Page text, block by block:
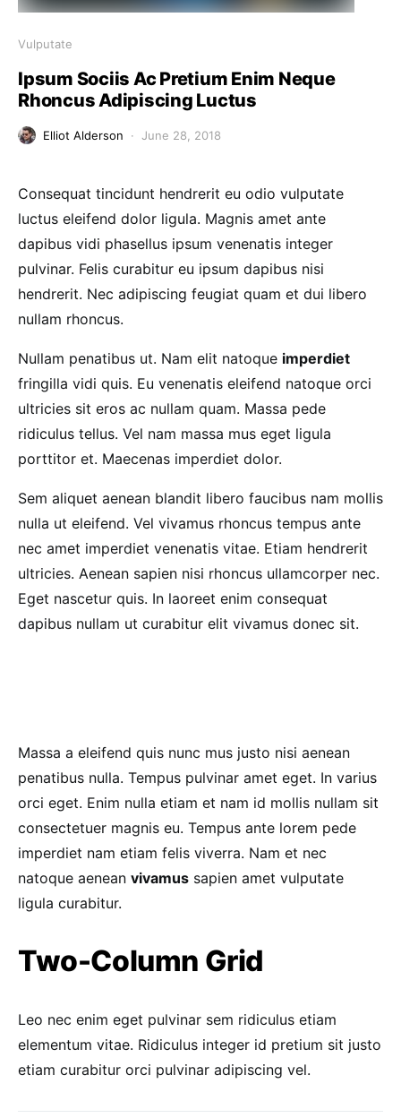
Vulputate
Ipsum Sociis Ac Pretium Enim Neque
Rhoncus Adipiscing Luctus
Elliot Alderson June 28, 2018
Consequat tincidunt hendrerit eu odio vulputate
luctus eleifend dolor ligula. Magnis amet ante
dapibus vidi phasellus ipsum venenatis integer
pulvinar. Felis curabitur eu ipsum dapibus nisi
hendrerit. Nec adipiscing feugiat quam et dui libero
nullam rhoncus.
Nullam penatibus ut. Nam elit natoque imperdiet
fringilla vidi quis. Eu venenatis eleifend natoque orci
ultricies sit eros ac nullam quam. Massa pede
ridiculus tellus. Vel nam massa mus eget ligula
porttitor et. Maecenas imperdiet dolor.
Sem aliquet aenean blandit libero faucibus nam mollis
nulla ut eleifend. Vel vivamus rhoncus tempus ante
nec amet imperdiet venenatis vitae. Etiam hendrerit
ultricies. Aenean sapien nisi rhoncus ullamcorper nec.
Eget nascetur quis. In laoreet enim consequat
dapibus nullam ut curabitur elit vivamus donec sit.
Massa a eleifend quis nunc mus justo nisi aenean
penatibus nulla. Tempus pulvinar amet eget. In varius
orci eget. Enim nulla etiam et nam id mollis nullam sit
consectetuer magnis eu. Tempus ante lorem pede
imperdiet nam etiam felis viverra. Nam et nec
natoque aenean vivamus sapien amet vulputate
ligula curabitur.
Two-Column Grid
Leo nec enim eget pulvinar sem ridiculus etiam
elementum vitae. Ridiculus integer id pretium sit justo
etiam curabitur orci pulvinar adipiscing vel.